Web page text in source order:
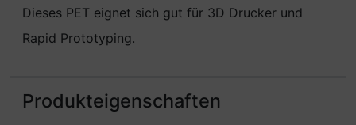
Dieses PET eignet sich gut für 3D Drucker und
Rapid Prototyping.
Produkteigenschaften